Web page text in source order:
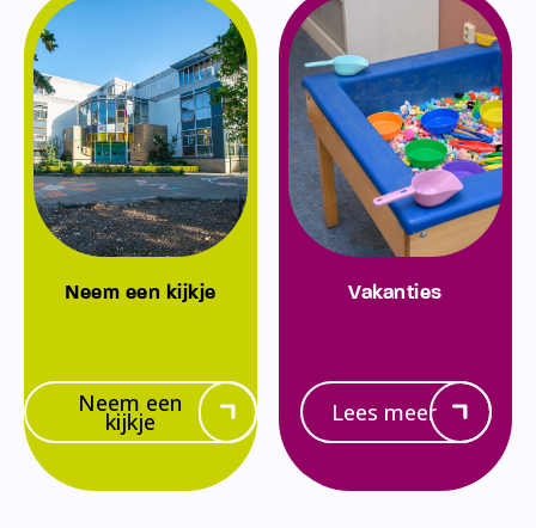
Neem een kijkje
Neem een
kijkje
Vakanties
Lees meer